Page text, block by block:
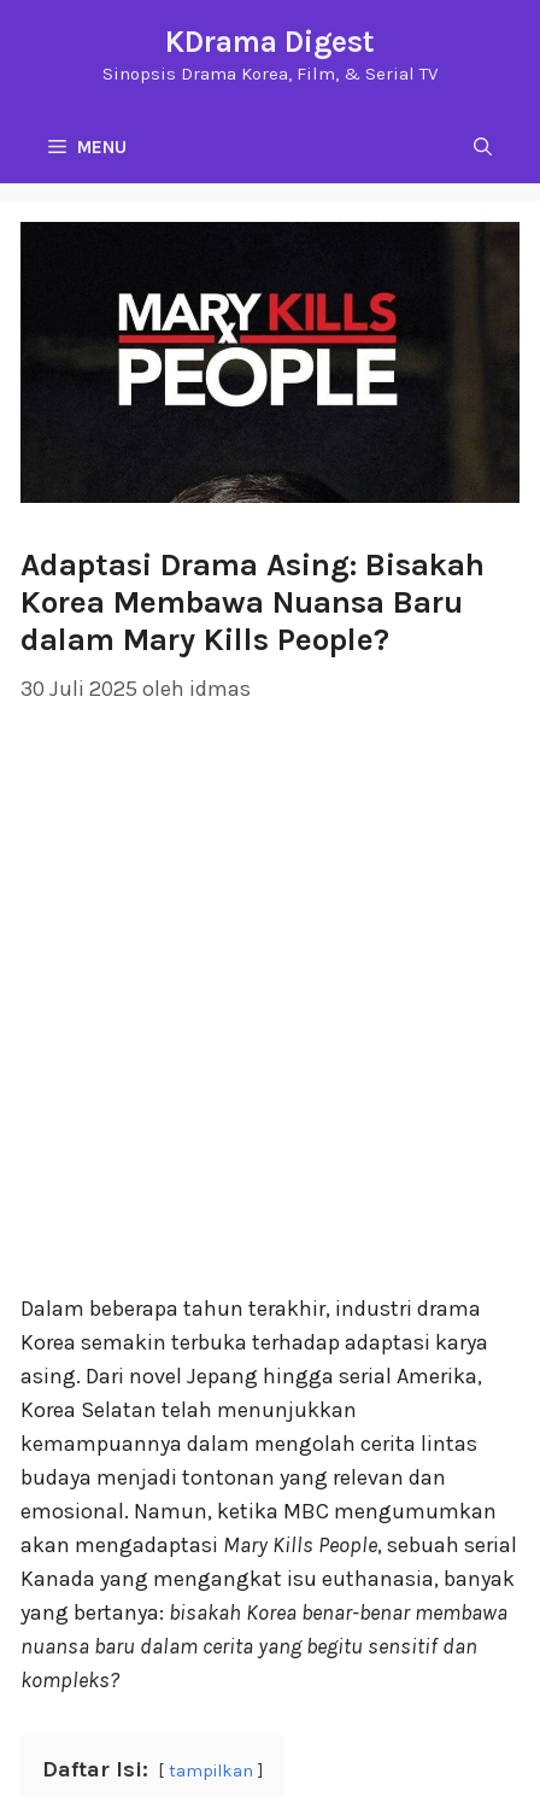
KDrama Digest
Sinopsis Drama Korea, Film, & Serial TV
MENU
Adaptasi Drama Asing: Bisakah
Korea Membawa Nuansa Baru
dalam Mary Kills People?
30 Juli 2025 oleh idmas
Dalam beberapa tahun terakhir, industri drama
Korea semakin terbuka terhadap adaptasi karya
asing. Dari novel Jepang hingga serial Amerika,
Korea Selatan telah menunjukkan
kemampuannya dalam mengolah cerita lintas
budaya menjadi tontonan yang relevan dan
emosional. Namun, ketika MBC mengumumkan
akan mengadaptasi Mary Kills People, sebuah serial
Kanada yang mengangkat isu euthanasia, banyak
yang bertanya: bisakah Korea benar-benar membawa
nuansa baru dalam cerita yang begitu sensitif dan
kompleks?
Daftar Isi: tampilkan